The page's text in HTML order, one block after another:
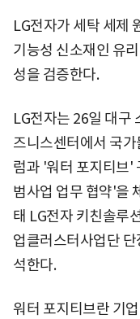
LG전자가 세탁 세제
기능성 신소재인 유
성을 검증한다.
LG전자는 26일 대구
즈니스센터에서 국
럼과 '워터 포지티브'
범사업 업무 협약'을
태 LG전자 키친솔루
업클러스터사업단
석한다.
워터 포지티브란 기